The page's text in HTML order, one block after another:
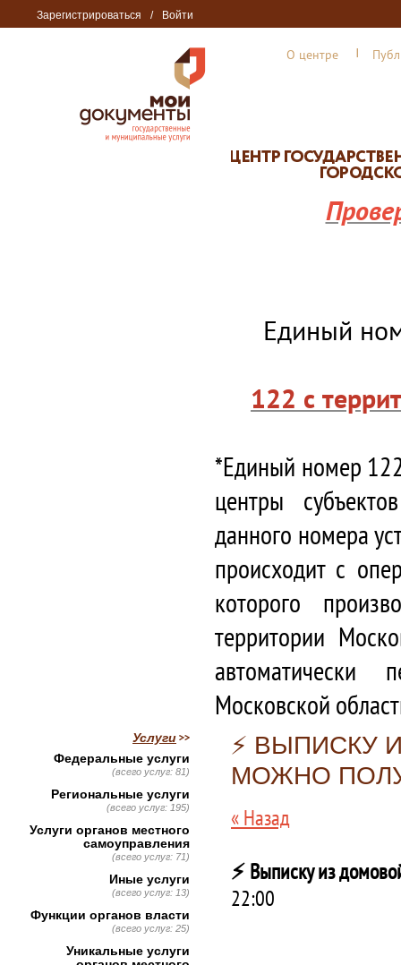
Зарегистрироваться / Войти
О центре
Единый
122 с
*Единый номер
центры
данного номера
происходит с
которого
территории
автоматически
Московской
⚡️ ВЫПИСКУ
МОЖНО
« Назад
⚡️ Выписку из
22:00
Услуги
Федеральные услуги
(всего услуг: 81)
Региональные услуги
(всего услуг: 195)
Услуги органов местного
самоуправления
(всего услуг: 71)
Иные услуги
(всего услуг: 13)
Функции органов власти
(всего услуг: 25)
Уникальные услуги